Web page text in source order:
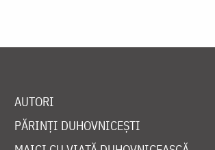
AUTORI
PĂRINȚI DUHOVNICEȘTI